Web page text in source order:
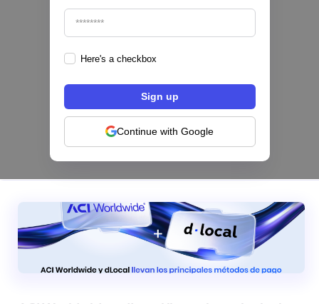
Here's a checkbox
Continue with Google
Los bancos se están dividiendo en dos
categorías frente a la IA | Mambu
August6